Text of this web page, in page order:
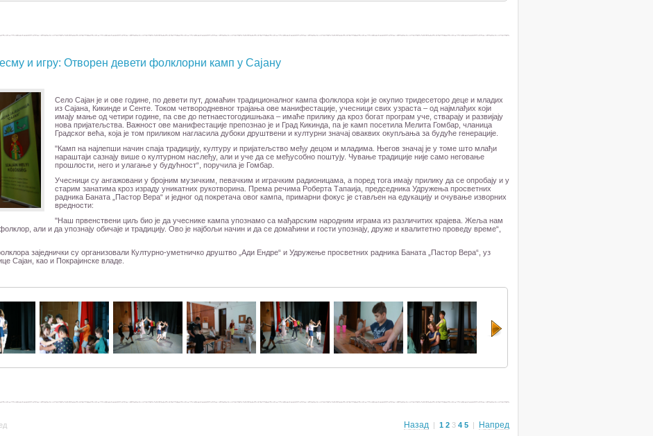
и игру: Отворен девети фолклорни камп у Сајану
Село Сајан је и ове године, по девети пут, домаћин традиционалног кампа фолклора који је окупио тридесеторо деце и младих
из Сајана, Кикинде и Сенте. Током четвородневног трајања ове манифестације, учесници свих узраста – од најмлађих који
имају мање од четири године, па све до петнаестогодишњака – имаће прилику да кроз богат програм уче, стварају и развијају
нова пријатељства. Важност ове манифестације препознао је и Град Кикинда, па је камп посетила Мелита Гомбар, чланица
Градског већа, која је том приликом нагласила дубоки друштвени и културни значај оваквих окупљања за будуће генерације.
''Камп на најлепши начин спаја традицију, културу и пријатељство међу децом и младима. Његов значај је у томе што млађи
нараштаји сазнају више о културном наслеђу, али и уче да се међусобно поштују. Чување традиције није само неговање
прошлости, него и улагање у будућност“, поручила је Гомбар.
Учесници су ангажовани у бројним музичким, певачким и играчким радионицама, а поред тога имају прилику да се опробају и у
старим занатима кроз израду уникатних рукотворина. Према речима Роберта Тапаија, председника Удружења просветних
радника Баната „Пастор Вера“ и једног од покретача овог кампа, примарни фокус је стављен на едукацију и очување изворних
вредности:
''Наш првенствени циљ био је да учеснике кампа упознамо са мађарским народним играма из различитих крајева. Жеља нам
али и да упознају обичаје и традицију. Ово је најбољи начин и да се домаћини и гости упознају, друже и квалитетно проведу време“,
заједнички су организовали Културно-уметничко друштво „Ади Ендре“ и Удружење просветних радника Баната „Пастор Вера“, уз
Сајан, као и Покрајинске владе.
Назад | 1 2 3 4 5 | Напред